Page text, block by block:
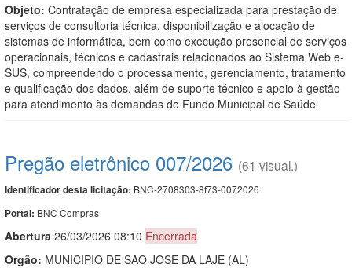
Objeto: Contratação de empresa especializada para prestação de
serviços de consultoria técnica, disponibilização e alocação de
sistemas de informática, bem como execução presencial de serviços
operacionais, técnicos e cadastrais relacionados ao Sistema Web e-
SUS, compreendendo o processamento, gerenciamento, tratamento
e qualificação dos dados, além de suporte técnico e apoio à gestão
para atendimento às demandas do Fundo Municipal de Saúde
Pregão eletrônico 007/2026 (61 visual.)
Identificador desta licitação: BNC-2708303-8f73-0072026
Portal: BNC Compras
Abertura 26/03/2026 08:10 Encerrada
Orgão: MUNICIPIO DE SAO JOSE DA LAJE (AL)